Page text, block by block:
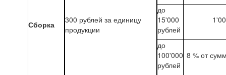
Сборка
300 рублей за единицу
продукции
до
15'000
рублей
до
100'000
рублей
8 % от